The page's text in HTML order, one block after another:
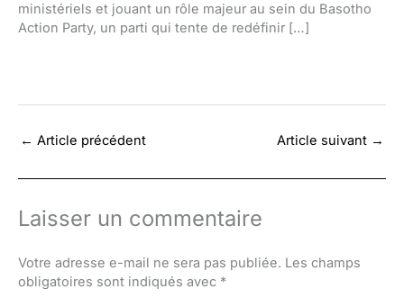
ministériels et jouant un rôle majeur au sein du Basotho
Action Party, un parti qui tente de redéfinir […]
← Article précédent Article suivant →
Laisser un commentaire
Votre adresse e-mail ne sera pas publiée. Les champs
obligatoires sont indiqués avec *